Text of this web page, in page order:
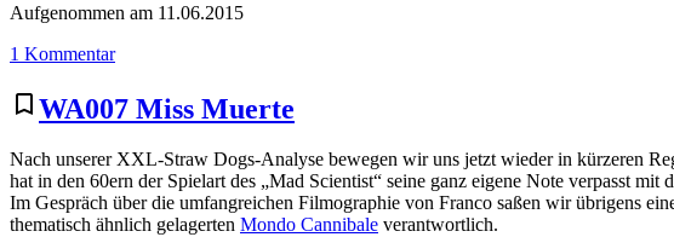
Aufgenommen am 11.06.2015
1 Kommentarzu
Branded
to
bookmark_border WA007 Miss Muerte
Nach unserer XXL-Straw Dogs-Analyse bewegen wir uns jetzt wieder in kürzeren
hat in den 60ern der Spielart des „Mad Scientist“ seine ganz eigene Note verpasst mit
Im Gespräch über die umfangreichen Filmographie von Franco saßen wir übrigens
thematisch ähnlich gelagerten Mondo Cannibale verantwortlich.